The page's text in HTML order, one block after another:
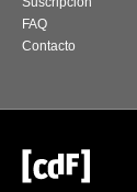
FAQ
Contacto